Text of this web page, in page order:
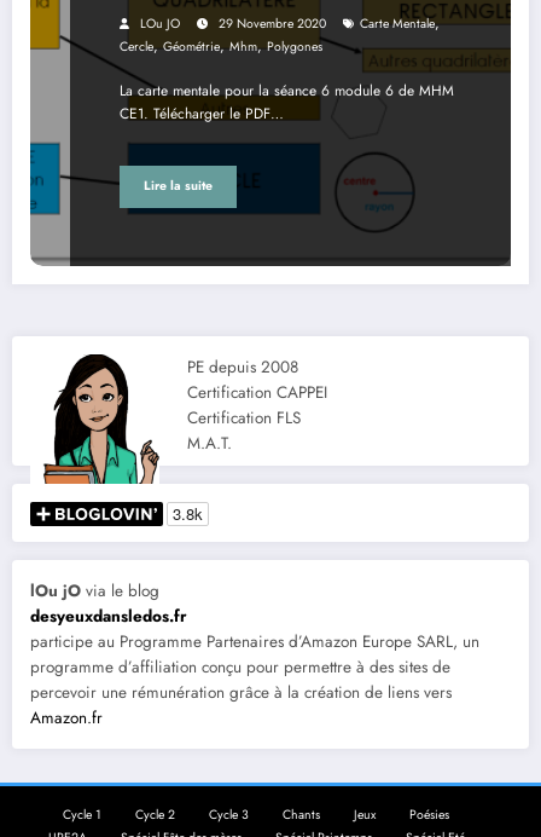
LOu JO 29 Novembre 2020 Carte Mentale,
Cercle,Géométrie,Mhm,Polygones
La carte mentale pour la séance 6 module 6 de MHM
CE1. Télécharger le PDF…
Lire la suite
PE depuis 2008
Certification CAPPEI
Certification FLS
M.A.T.
lOu jO via le blog
desyeuxdansledos.fr
participe au Programme Partenaires d’Amazon Europe SARL, un
programme d’affiliation conçu pour permettre à des sites de
percevoir une rémunération grâce à la création de liens vers
Amazon.fr
Cycle 1 Cycle 2 Cycle 3 Chants Jeux
Poésies